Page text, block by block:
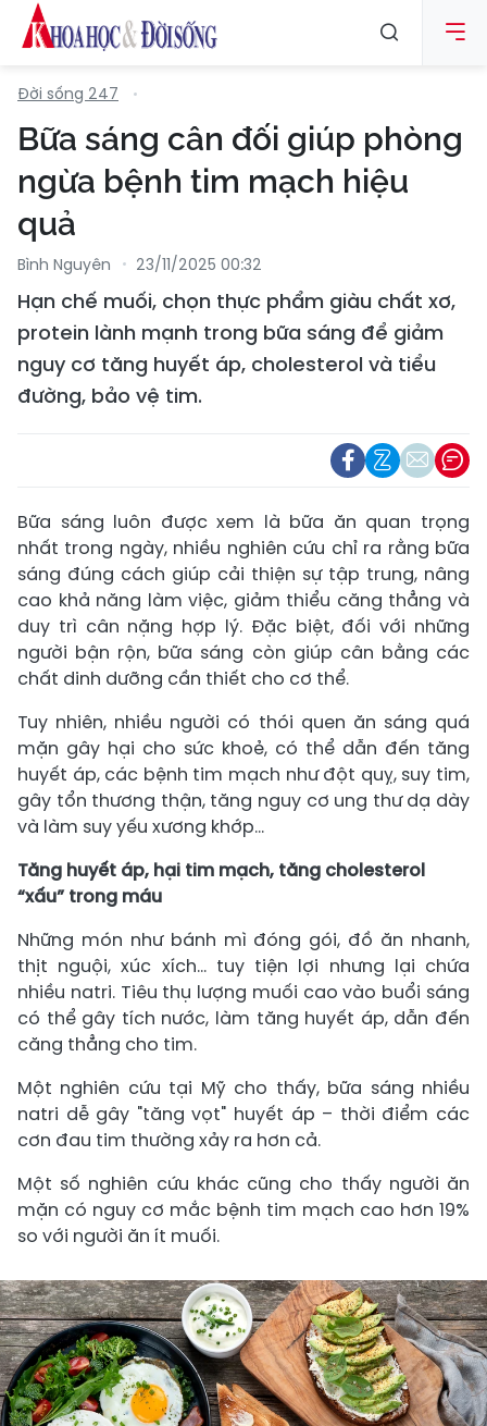
Đời sống 247
Bữa sáng cân đối giúp phòng
ngừa bệnh tim mạch hiệu
quả
Bình Nguyên 23/11/2025 00:32
Hạn chế muối, chọn thực phẩm giàu chất xơ,
protein lành mạnh trong bữa sáng để giảm
nguy cơ tăng huyết áp, cholesterol và tiểu
đường, bảo vệ tim.
Bữa sáng luôn được xem là bữa ăn quan trọng
nhất trong ngày, nhiều nghiên cứu chỉ ra rằng bữa
sáng đúng cách giúp cải thiện sự tập trung, nâng
cao khả năng làm việc, giảm thiểu căng thẳng và
duy trì cân nặng hợp lý. Đặc biệt, đối với những
người bận rộn, bữa sáng còn giúp cân bằng các
chất dinh dưỡng cần thiết cho cơ thể.
Tuy nhiên, nhiều người có thói quen ăn sáng quá
mặn gây hại cho sức khoẻ, có thể dẫn đến tăng
huyết áp, các bệnh tim mạch như đột quỵ, suy tim,
gây tổn thương thận, tăng nguy cơ ung thư dạ dày
và làm suy yếu xương khớp...
Tăng huyết áp, hại tim mạch, tăng cholesterol
“xấu” trong máu
Những món như bánh mì đóng gói, đồ ăn nhanh,
thịt nguội, xúc xích... tuy tiện lợi nhưng lại chứa
nhiều natri. Tiêu thụ lượng muối cao vào buổi sáng
có thể gây tích nước, làm tăng huyết áp, dẫn đến
căng thẳng cho tim.
Một nghiên cứu tại Mỹ cho thấy, bữa sáng nhiều
natri dễ gây "tăng vọt" huyết áp – thời điểm các
cơn đau tim thường xảy ra hơn cả.
Một số nghiên cứu khác cũng cho thấy người ăn
mặn có nguy cơ mắc bệnh tim mạch cao hơn 19%
so với người ăn ít muối.